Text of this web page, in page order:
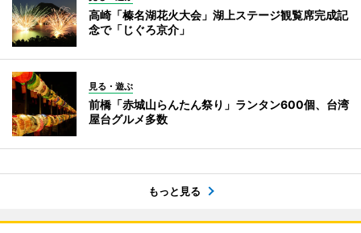
高崎「榛名湖花火大会」湖上ステージ観覧席完成記
念で「じぐろ京介」
見る・遊ぶ
前橋「赤城山らんたん祭り」ランタン600個、台湾
屋台グルメ多数
もっと見る